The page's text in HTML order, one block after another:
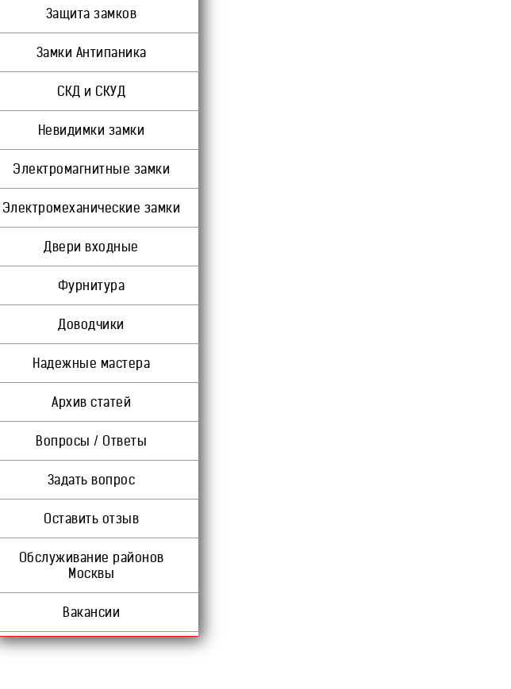
Защита замков
Замки Антипаника
СКД и СКУД
Невидимки замки
Электромагнитные замки
Электромеханические замки
Двери входные
Фурнитура
Доводчики
Надежные мастера
Архив статей
Вопросы / Ответы
Задать вопрос
Оставить отзыв
Обслуживание районов
Москвы
Вакансии